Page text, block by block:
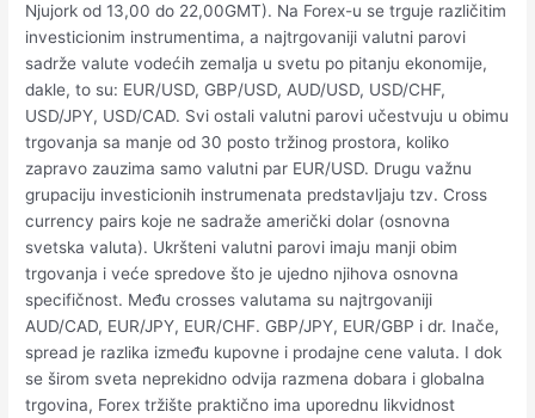
Njujork od 13,00 do 22,00GMT). Na Forex-u se trguje različitim
investicionim instrumentima, a najtrgovaniji valutni parovi
sadrže valute vodećih zemalja u svetu po pitanju ekonomije,
dakle, to su: EUR/USD, GBP/USD, AUD/USD, USD/CHF,
USD/JPY, USD/CAD. Svi ostali valutni parovi učestvuju u obimu
trgovanja sa manje od 30 posto tržinog prostora, koliko
zapravo zauzima samo valutni par EUR/USD. Drugu važnu
grupaciju investicionih instrumenata predstavljaju tzv. Cross
currency pairs koje ne sadraže američki dolar (osnovna
svetska valuta). Ukršteni valutni parovi imaju manji obim
trgovanja i veće spredove što je ujedno njihova osnovna
specifičnost. Među crosses valutama su najtrgovaniji
AUD/CAD, EUR/JPY, EUR/CHF. GBP/JPY, EUR/GBP i dr. Inače,
spread je razlika između kupovne i prodajne cene valuta. I dok
se širom sveta neprekidno odvija razmena dobara i globalna
trgovina, Forex tržište praktično ima uporednu likvidnost